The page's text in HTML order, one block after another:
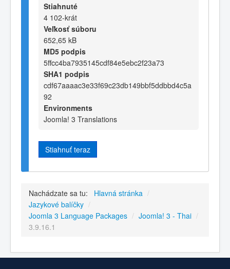
Stiahnuté
4 102-krát
Veľkosť súboru
652,65 kB
MD5 podpis
5ffcc4ba7935145cdf84e5ebc2f23a73
SHA1 podpis
cdf67aaaac3e33f69c23db149bbf5ddbbd4c5a
92
Environments
Joomla! 3 Translations
Stiahnuť teraz
Nachádzate sa tu: Hlavná stránka /
Jazykové balíčky /
Joomla 3 Language Packages / Joomla! 3 - Thai /
3.9.16.1